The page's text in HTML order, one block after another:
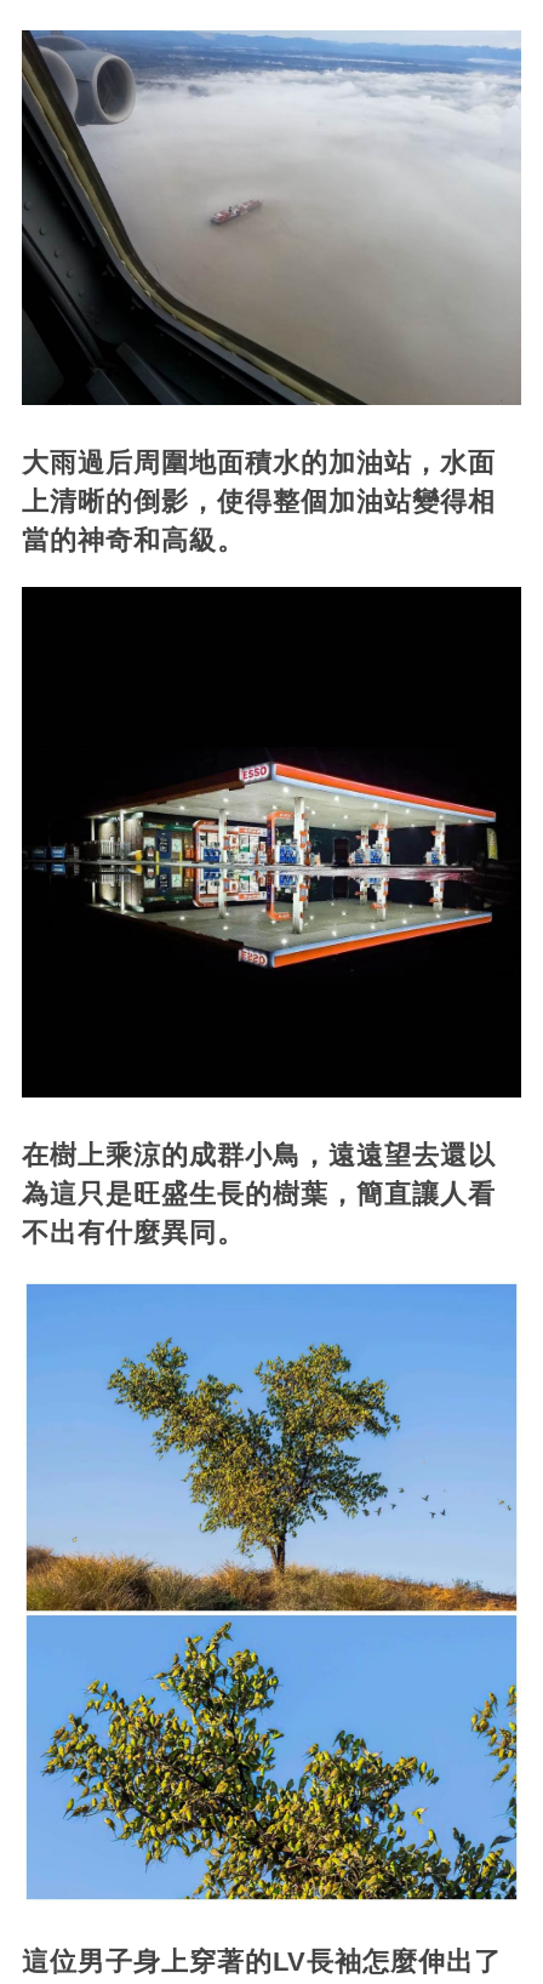
大雨過后周圍地面積水的加油站，水面
上清晰的倒影，使得整個加油站變得相
當的神奇和高級。
在樹上乘涼的成群小鳥，遠遠望去還以
為這只是旺盛生長的樹葉，簡直讓人看
不出有什麼異同。
這位男子身上穿著的LV長袖怎麼伸出了